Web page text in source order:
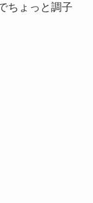
ちょっと調子